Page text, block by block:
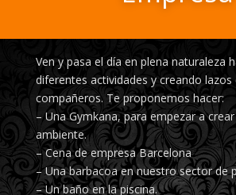
Ven y pasa el día en plena naturaleza
diferentes actividades y creando lazos
compañeros. Te proponemos hacer:
– Una Gymkana, para empezar a
ambiente.
– Cena de empresa Barcelona
– Una barbacoa en nuestro sector de
– Un baño en la piscina.